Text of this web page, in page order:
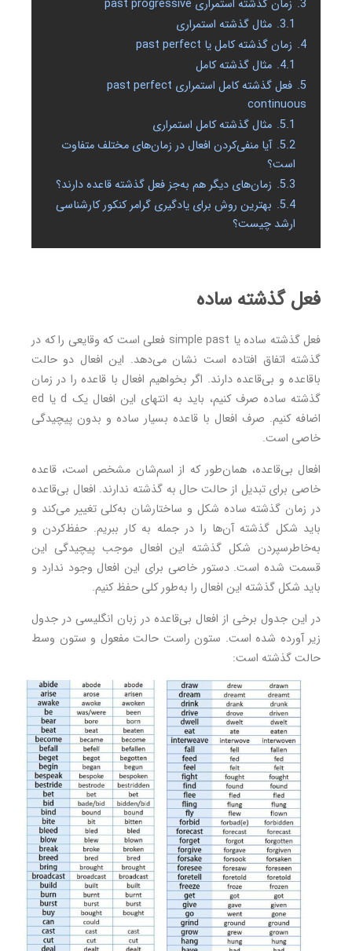
3. زمان گذشته استمراری past progressive
3.1. مثال گذشته استمراری
4. زمان گذشته کامل یا past perfect
4.1. مثال گذشته کامل
5.
فعل گذشته کامل استمراری past perfect
continuous
5.1. مثال گذشته کامل استمراری
5.2. آیا منفی‌کردن افعال در زمان‌های مختلف متفاوت
است؟
5.3. زمان‌های دیگر هم به‌جز فعل گذشته قاعده دارند؟
5.4. بهترین روش برای یادگیری گرامر کنکور کارشناسی
ارشد چیست؟
فعل گذشته ساده
فعل گذشته ساده یا simple past فعلی است که وقایعی را که در
گذشته اتفاق افتاده است نشان می‌دهد. این افعال دو حالت
باقاعده و بی‌قاعده دارند. اگر بخواهیم افعال با قاعده را در زمان
گذشته ساده صرف کنیم، باید به انتهای این افعال یک d یا ed
اضافه کنیم. صرف افعال با قاعده بسیار ساده و بدون‌ پیچیدگی
خاصی است.
افعال بی‌قاعده، همان‌طور که از اسم‌شان مشخص است، قاعده
خاصی برای تبدیل از حالت حال به گذشته ندارند. افعال بی‌‌قاعده
در زمان‌ گذشته ساده شکل و ساختارشان به‌کلی تغییر می‌کند و
باید شکل گذشته آن‌ها را در جمله به کار ببریم. حفظ‌کردن و
به‌خاطرسپردن شکل گذشته این افعال موجب پیچیدگی این
قسمت شده است. دستور خاصی برای این افعال وجود ندارد و
باید شکل گذشته این افعال را به‌طور کلی حفظ کنیم.
در این جدول برخی از افعال بی‌قاعده در زبان انگلیسی در جدول
زیر آورده شده است. ستون راست حالت مفعول و ستون وسط
حالت گذشته است: